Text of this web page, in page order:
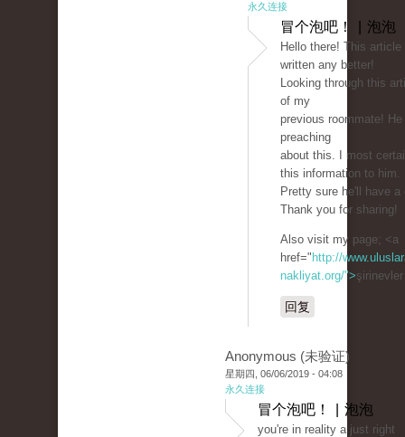
永久连接
冒个泡吧！ | 泡泡
Hello there! This
written any better!
Looking through this
of my
previous roommate!
preaching
about this. I most
this information to him.
Pretty sure he'll have a
Thank you for sharing!
Also visit my page; <a
href=" http://
nakliyat.org/">
回复
Anonymous (未验证)
星期四, 06/06/2019 - 04:08
永久连接
冒个泡吧！ | 泡泡
you're in reality a just right